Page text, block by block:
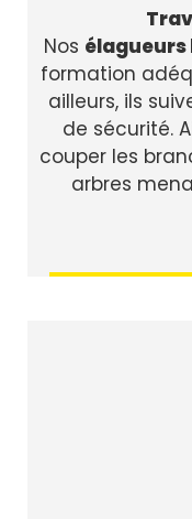
Nos
formation
ailleurs, ils
de sécurité.
couper les
arbres